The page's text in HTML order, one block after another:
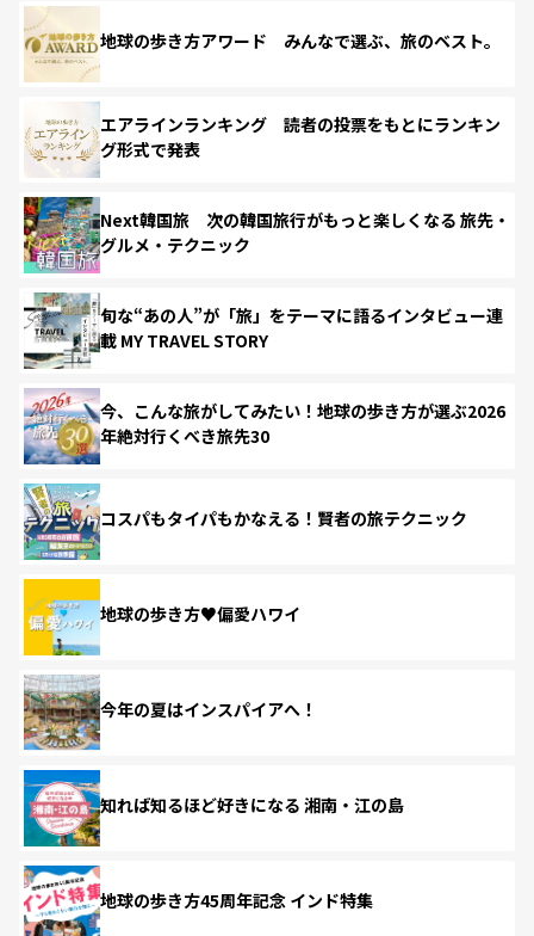
地球の歩き方アワード みんなで選ぶ、旅のベスト。
エアラインランキング 読者の投票をもとにランキン
グ形式で発表
Next韓国旅 次の韓国旅行がもっと楽しくなる 旅先・
グルメ・テクニック
旬な“あの人”が「旅」をテーマに語るインタビュー連
載 MY TRAVEL STORY
今、こんな旅がしてみたい！地球の歩き方が選ぶ2026
年絶対行くべき旅先30
コスパもタイパもかなえる！賢者の旅テクニック
地球の歩き方♥偏愛ハワイ
今年の夏はインスパイアへ！
知れば知るほど好きになる 湘南・江の島
地球の歩き方45周年記念 インド特集